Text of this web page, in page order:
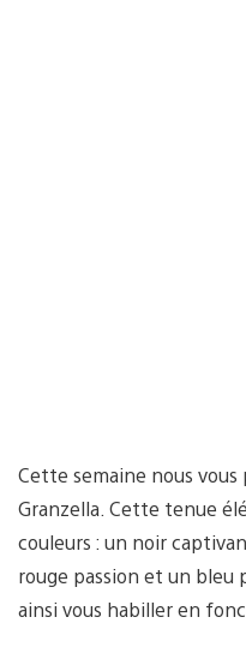
Cette semaine nous vous
Granzella. Cette tenue
couleurs : un noir
rouge passion et un bleu
ainsi vous habiller en